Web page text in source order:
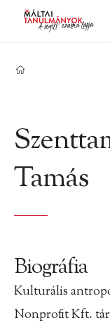
Tamás
Biográfia
Kulturális
Nonprofit Kft.